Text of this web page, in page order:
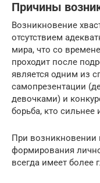
Причины
Возникновение
отсутствием
мира, что со
проходит после
является одним из
самопрезентации
девочками) и
борьба, кто сильнее
При возникновении
формирования
всегда имеет